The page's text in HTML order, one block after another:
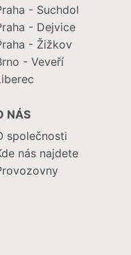
- Suchdol
- Dejvice
- Žižkov
- Veveří
NÁS
společnosti
nás najdete